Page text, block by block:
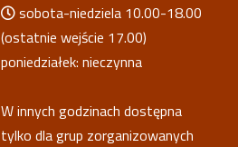
sobota-niedziela 10.00-18.00
(ostatnie wejście 17.00)
poniedziałek: nieczynna
W innych godzinach dostępna
tylko dla grup zorganizowanych